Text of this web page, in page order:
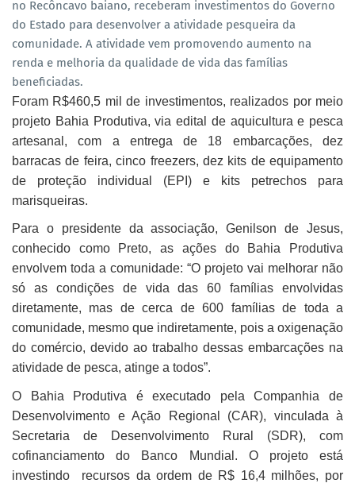
no Recôncavo baiano, receberam investimentos do Governo
do Estado para desenvolver a atividade pesqueira da
comunidade. A atividade vem promovendo aumento na
renda e melhoria da qualidade de vida das famílias
beneficiadas.
Foram R$460,5 mil de investimentos, realizados por meio
projeto Bahia Produtiva, via edital de aquicultura e pesca
artesanal, com a entrega de 18 embarcações, dez
barracas de feira, cinco freezers, dez kits de equipamento
de proteção individual (EPI) e kits petrechos para
marisqueiras.
Para o presidente da associação, Genilson de Jesus,
conhecido como Preto, as ações do Bahia Produtiva
envolvem toda a comunidade: “O projeto vai melhorar não
só as condições de vida das 60 famílias envolvidas
diretamente, mas de cerca de 600 famílias de toda a
comunidade, mesmo que indiretamente, pois a oxigenação
do comércio, devido ao trabalho dessas embarcações na
atividade de pesca, atinge a todos”.
O Bahia Produtiva é executado pela Companhia de
Desenvolvimento e Ação Regional (CAR), vinculada à
Secretaria de Desenvolvimento Rural (SDR), com
cofinanciamento do Banco Mundial. O projeto está
investindo recursos da ordem de R$ 16,4 milhões, por